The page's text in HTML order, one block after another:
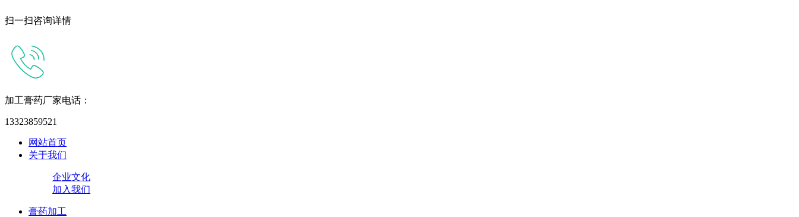
扫一扫咨询详情
加工膏药厂家电话：
13323859521
网站首页
关于我们
企业文化
加入我们
膏药加工